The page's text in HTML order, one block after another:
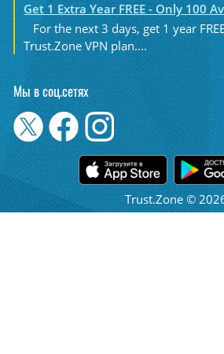
Get 1 Extra Year FREE - Only 100
For the next 3 days, get 1 year
Trust.Zone VPN plan....
Мы в соц.сетях
Trust.Zone ©